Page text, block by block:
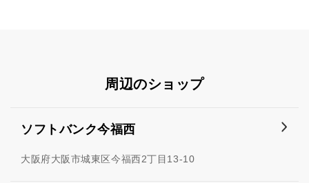
周辺のショップ
ソフトバンク今福西
大阪府大阪市城東区今福西2丁目13-10